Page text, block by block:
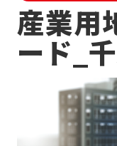
産業用
ード_